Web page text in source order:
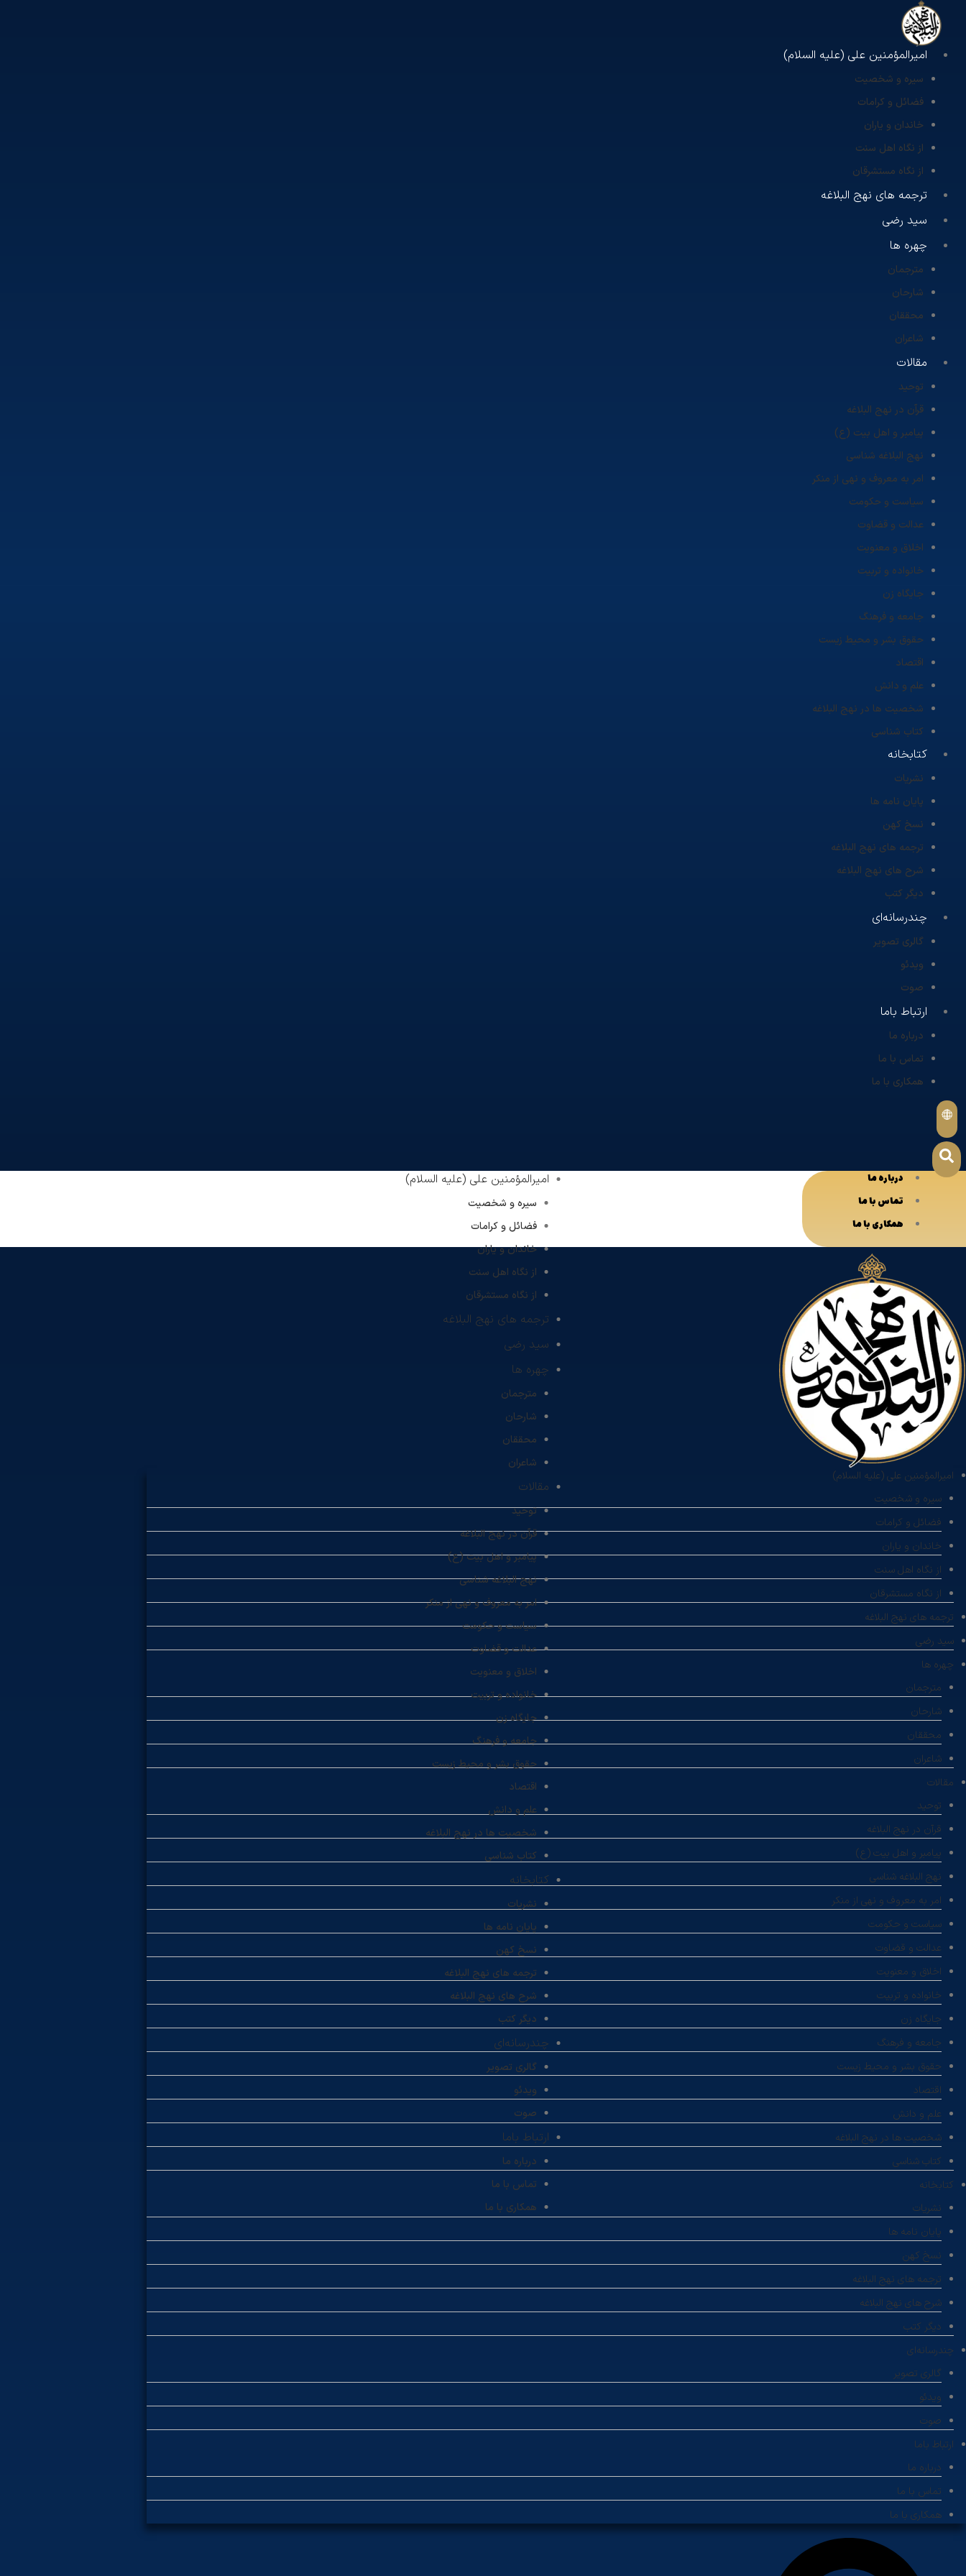
امیرالمؤمنین علی (علیه السلام)
سیره و شخصیت
فضائل و کرامات
خاندان و یاران
از نگاه اهل سنت
از نگاه مستشرقان
ترجمه های نهج البلاغه
سید رضی
چهره ها
مترجمان
شارحان
محققان
شاعران
مقالات
توحید
قرآن در نهج البلاغه
پیامبر و اهل بیت (ع)
نهج البلاغه شناسی
امر به معروف و نهی از منکر
سیاست و حکومت
عدالت و قضاوت
اخلاق و معنویت
خانواده و تربیت
جایگاه زن
جامعه و فرهنگ
حقوق بشر و محیط زیست
اقتصاد
علم و دانش
شخصیت ها در نهج البلاغه
کتاب شناسی
کتابخانه
نشریات
پایان نامه ها
نسخ کهن
ترجمه های نهج البلاغه
شرح های نهج البلاغه
دیگر کتب
چندرسانه‌ای
گالری تصویر
ویدئو
صوت
ارتباط باما
درباره ما
تماس با ما
همکاری با ما
امیرالمؤمنین علی (علیه السلام)
سیره و شخصیت
فضائل و کرامات
خاندان و یاران
از نگاه اهل سنت
از نگاه مستشرقان
ترجمه های نهج البلاغه
سید رضی
چهره ها
مترجمان
شارحان
محققان
شاعران
مقالات
توحید
قرآن در نهج البلاغه
پیامبر و اهل بیت (ع)
نهج البلاغه شناسی
امر به معروف و نهی از منکر
سیاست و حکومت
عدالت و قضاوت
اخلاق و معنویت
خانواده و تربیت
جایگاه زن
جامعه و فرهنگ
حقوق بشر و محیط زیست
اقتصاد
علم و دانش
شخصیت ها در نهج البلاغه
کتاب شناسی
کتابخانه
نشریات
پایان نامه ها
نسخ کهن
ترجمه های نهج البلاغه
شرح های نهج البلاغه
دیگر کتب
چندرسانه‌ای
گالری تصویر
ویدئو
صوت
ارتباط باما
درباره ما
تماس با ما
همکاری با ما
درباره ما
تماس با ما
همکاری با ما
امیرالمؤمنین علی (علیه السلام)
سیره و شخصیت
فضائل و کرامات
خاندان و یاران
از نگاه اهل سنت
از نگاه مستشرقان
ترجمه های نهج البلاغه
سید رضی
چهره ها
مترجمان
شارحان
محققان
شاعران
مقالات
توحید
قرآن در نهج البلاغه
پیامبر و اهل بیت (ع)
نهج البلاغه شناسی
امر به معروف و نهی از منکر
سیاست و حکومت
عدالت و قضاوت
اخلاق و معنویت
خانواده و تربیت
جایگاه زن
جامعه و فرهنگ
حقوق بشر و محیط زیست
اقتصاد
علم و دانش
شخصیت ها در نهج البلاغه
کتاب شناسی
کتابخانه
نشریات
پایان نامه ها
نسخ کهن
ترجمه های نهج البلاغه
شرح های نهج البلاغه
دیگر کتب
چندرسانه‌ای
گالری تصویر
ویدئو
صوت
ارتباط باما
درباره ما
تماس با ما
همکاری با ما